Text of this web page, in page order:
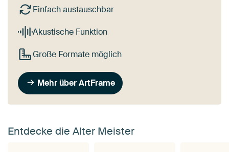
Einfach austauschbar
Akustische Funktion
Große Formate möglich
Mehr über ArtFrame
Entdecke die Alter Meister